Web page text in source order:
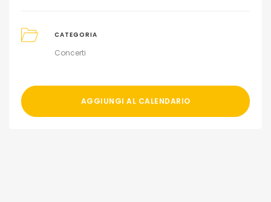
CATEGORIA
Concerti
AGGIUNGI AL CALENDARIO